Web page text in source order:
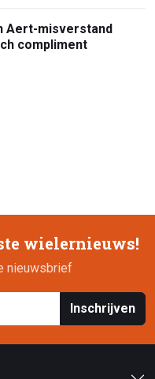
Aert-misverstand
compliment
wielernieuws!
nieuwsbrief
Inschrijven